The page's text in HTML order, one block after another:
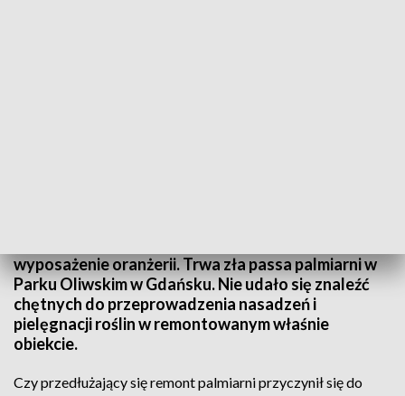
wyposażenie oranżerii. Trwa zła passa palmiarni w
Parku Oliwskim w Gdańsku. Nie udało się znaleźć
chętnych do przeprowadzenia nasadzeń i
pielęgnacji roślin w remontowanym właśnie
obiekcie.
Czy przedłużający się remont palmiarni przyczynił się do